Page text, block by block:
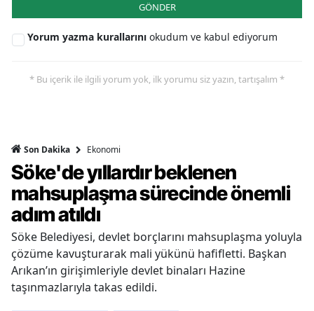
GÖNDER
Yorum yazma kurallarını okudum ve kabul ediyorum
* Bu içerik ile ilgili yorum yok, ilk yorumu siz yazın, tartışalım *
Son Dakika Ekonomi
Söke'de yıllardır beklenen
mahsuplaşma sürecinde önemli
adım atıldı
Söke Belediyesi, devlet borçlarını mahsuplaşma yoluyla
çözüme kavuşturarak mali yükünü hafifletti. Başkan
Arıkan’ın girişimleriyle devlet binaları Hazine
taşınmazlarıyla takas edildi.